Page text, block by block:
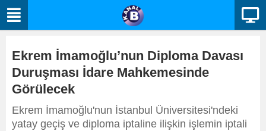
Ekrem İmamoğlu’nun Diploma Davası
Duruşması İdare Mahkemesinde
Görülecek
Ekrem İmamoğlu'nun İstanbul Üniversitesi'ndeki
yatay geçiş ve diploma iptaline ilişkin işlemin iptali